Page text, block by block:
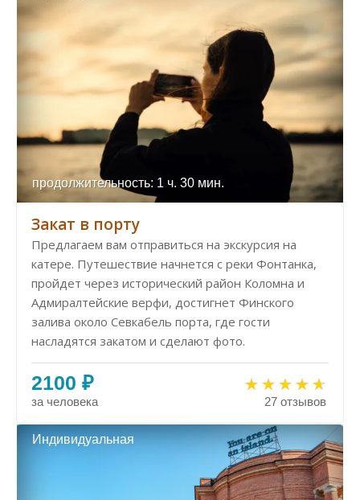
продолжительность: 1 ч. 30 мин.
Закат в порту
Предлагаем вам отправиться на экскурсия на
катере. Путешествие начнется с реки Фонтанка,
пройдет через исторический район Коломна и
Адмиралтейские верфи, достигнет Финского
залива около Севкабель порта, где гости
насладятся закатом и сделают фото.
2100 ₽
за человека 27 отзывов
Индивидуальная